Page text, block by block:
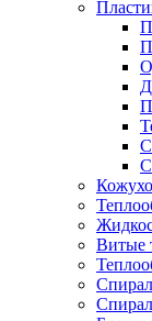
Витые